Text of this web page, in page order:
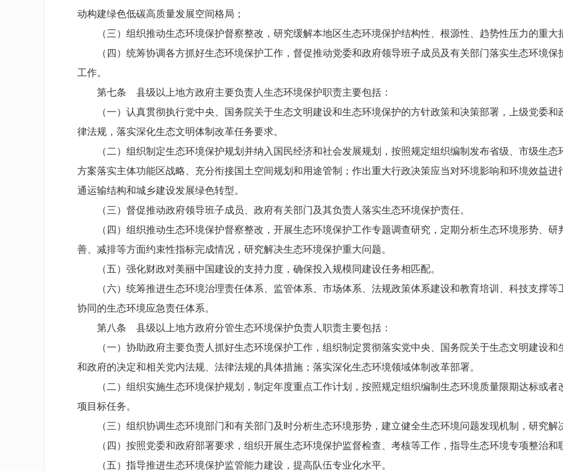
动构建绿色低碳高质量发展空间格局；
（三）组织推动生态环境保护督察整改，研究缓解本地区生态环境保护结构性、根源性、趋势性压力的重大
（四）统筹协调各方抓好生态环境保护工作，督促推动党委和政府领导班子成员及有关部门落实生态环境保
工作。
第七条 县级以上地方政府主要负责人生态环境保护职责主要包括：
（一）认真贯彻执行党中央、国务院关于生态文明建设和生态环境保护的方针政策和决策部署，上级党委和
律法规，落实深化生态文明体制改革任务要求。
（二）组织制定生态环境保护规划并纳入国民经济和社会发展规划，按照规定组织编制发布省级、市级生态
方案落实主体功能区战略、充分衔接国土空间规划和用途管制；作出重大行政决策应当对环境影响和环境效益
通运输结构和城乡建设发展绿色转型。
（三）督促推动政府领导班子成员、政府有关部门及其负责人落实生态环境保护责任。
（四）组织推动生态环境保护督察整改，开展生态环境保护工作专题调查研究，定期分析生态环境形势、研
善、减排等方面约束性指标完成情况，研究解决生态环境保护重大问题。
（五）强化财政对美丽中国建设的支持力度，确保投入规模同建设任务相匹配。
（六）统筹推进生态环境治理责任体系、监管体系、市场体系、法规政策体系建设和教育培训、科技支撑等
协同的生态环境应急责任体系。
第八条 县级以上地方政府分管生态环境保护负责人职责主要包括：
（一）协助政府主要负责人抓好生态环境保护工作，组织制定贯彻落实党中央、国务院关于生态文明建设和
和政府的决定和相关党内法规、法律法规的具体措施；落实深化生态环境领域体制改革部署。
（二）组织实施生态环境保护规划，制定年度重点工作计划，按照规定组织编制生态环境质量限期达标或者
项目标任务。
（三）组织协调生态环境部门和有关部门及时分析生态环境形势，建立健全生态环境问题发现机制，研究解
（四）按照党委和政府部署要求，组织开展生态环境保护监督检查、考核等工作，指导生态环境专项整治和
（五）指导推进生态环境保护监管能力建设，提高队伍专业化水平。